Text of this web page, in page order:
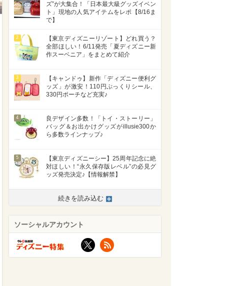
ズ”が大集合！「日本最大級グッズイベン
ト」現地の人気アイテムをレポ【8/16ま
で】
2
【東京ディズニーリゾート】どれ買う？
全部ほしい！6/11発売「夏ディズニー新
作スーベニア」をまとめて紹介
3
【キャンドゥ】新作「ディズニー便利グ
ッズ」が激安！110円ぷっくりシール、
330円ポーチなど充実♪
4
良デザイン多数！「トイ・ストーリー」
バッグ＆お出かけグッズがillusie300か
ら多数ラインナップ♪
5
【東京ディズニーシー】25周年記念に絶
対ほしい！“永久保存版レベル”の必見グ
ッズ発売決定♪【情報解禁】
続きを読み込む
ソーシャルアカウント
X